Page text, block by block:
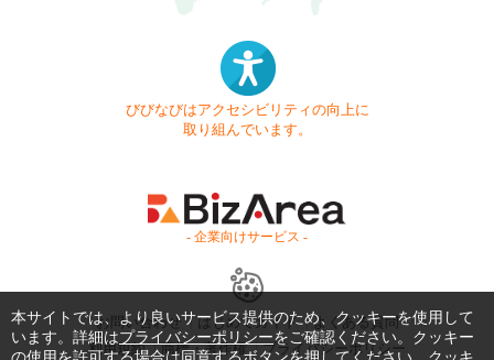
びびなびはアクセシビリティの向上に
取り組んでいます。
- 企業向けサービス -
お問い合わせ はじめてガイド
よくある質問
利用規約
商標・著作権 プライバシーポリシー
本サイトでは、より良いサービス提供のため、クッキーを使用して
います。詳細はプライバシーポリシーをご確認ください。クッキー